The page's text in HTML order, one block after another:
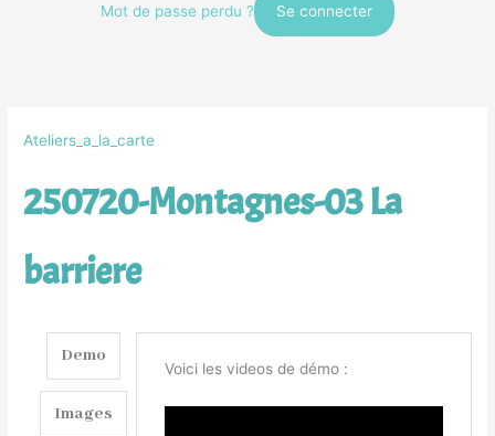
Mot de passe perdu ?
Ateliers_a_la_carte
250720-Montagnes-03 La
barriere
Demo
Images
Voici les videos de démo :